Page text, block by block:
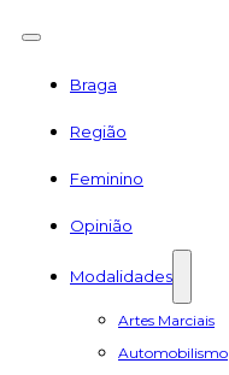
Braga
Região
Feminino
Opinião
Modalidades
Artes Marciais
Automobilismo